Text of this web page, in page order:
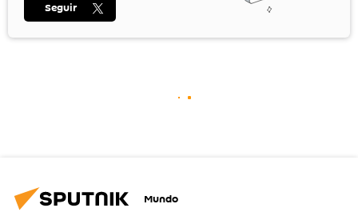
Seguir
Mundo